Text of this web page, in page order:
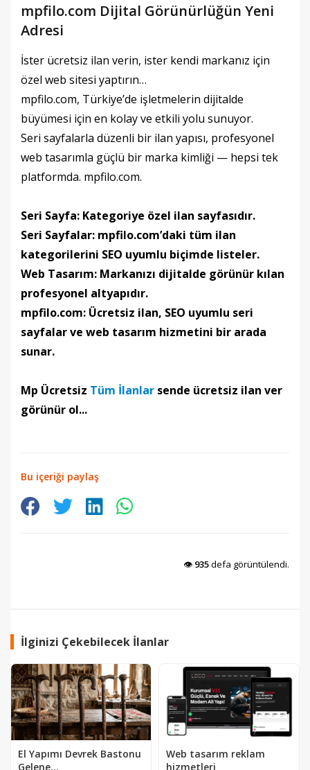
mpfilo.com Dijital Görünürlüğün Yeni
Adresi
İster ücretsiz ilan verin, ister kendi markanız için
özel web sitesi yaptırın…
mpfilo.com, Türkiye’de işletmelerin dijitalde
büyümesi için en kolay ve etkili yolu sunuyor.
Seri sayfalarla düzenli bir ilan yapısı, profesyonel
web tasarımla güçlü bir marka kimliği — hepsi tek
platformda. mpfilo.com.
Seri Sayfa: Kategoriye özel ilan sayfasıdır.
Seri Sayfalar: mpfilo.com’daki tüm ilan
kategorilerini SEO uyumlu biçimde listeler.
Web Tasarım: Markanızı dijitalde görünür kılan
profesyonel altyapıdır.
mpfilo.com: Ücretsiz ilan, SEO uyumlu seri
sayfalar ve web tasarım hizmetini bir arada
sunar.
Mp Ücretsiz Tüm İlanlar sende ücretsiz ilan ver
görünür ol...
Bu içeriği paylaş
👁️ 935defa görüntülendi.
İlginizi Çekebilecek İlanlar
El Yapımı Devrek Bastonu
Gelene...
Web tasarım reklam
hizmetleri